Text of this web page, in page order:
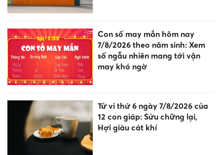
Con số may mắn hôm nay
7/8/2026 theo năm sinh: Xem
số ngẫu nhiên mang tới vận
may khó ngờ
Tử vi thứ 6 ngày 7/8/2026 của
12 con giáp: Sửu chững lại,
Hợi giàu cát khí